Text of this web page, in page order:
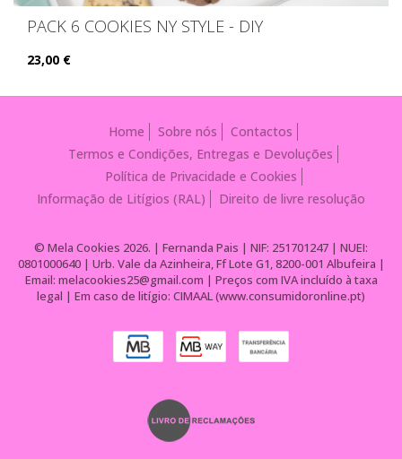
PACK 6 COOKIES NY STYLE - DIY
23,00 €
Home Sobre nós
Contactos
Termos e Condições, Entregas e Devoluções
Política de Privacidade e Cookies
Informação de Litígios (RAL)
Direito de livre resolução
© Mela Cookies 2026. | Fernanda Pais | NIF: 251701247 | NUEI:
0801000640 | Urb. Vale da Azinheira, Ff Lote G1, 8200-001 Albufeira |
Email: melacookies25@gmail.com | Preços com IVA incluído à taxa
legal | Em caso de litígio: CIMAAL (www.consumidoronline.pt)